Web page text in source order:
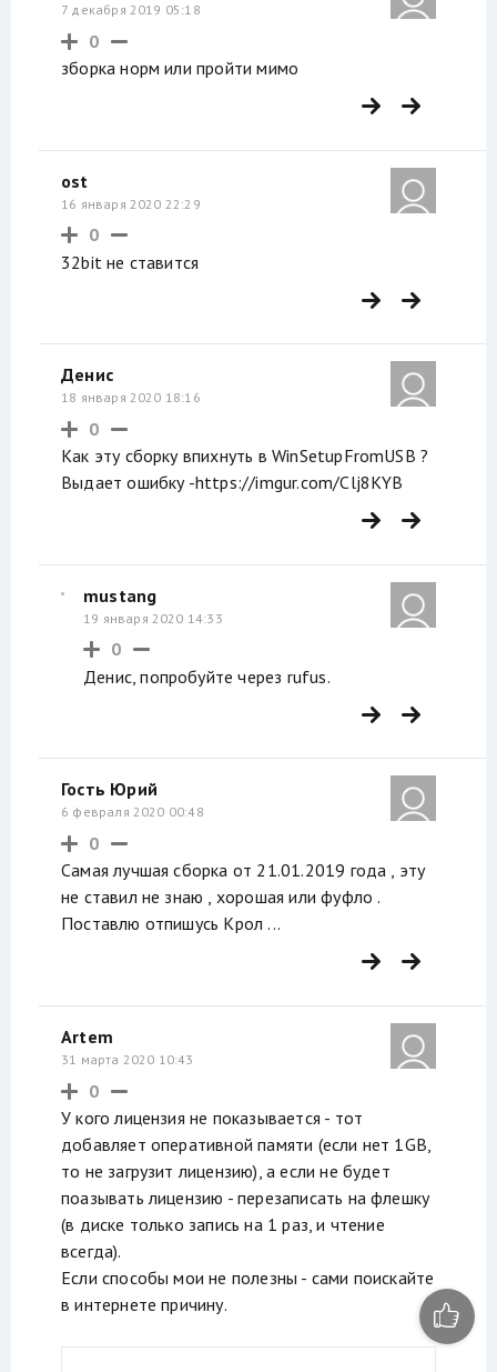
7 декабря 2019 05:18
0
зборка норм или пройти мимо
ost
16 января 2020 22:29
0
32bit не ставится
Денис
18 января 2020 18:16
0
Как эту сборку впихнуть в WinSetupFromUSB ?
Выдает ошибку -https://imgur.com/Clj8KYB
mustang
19 января 2020 14:33
0
Денис, попробуйте через rufus.
Гость Юрий
6 февраля 2020 00:48
0
Самая лучшая сборка от 21.01.2019 года , эту
не ставил не знаю , хорошая или фуфло .
Поставлю отпишусь Крол ...
Artem
31 марта 2020 10:43
0
У кого лицензия не показывается - тот
добавляет оперативной памяти (если нет 1GB,
то не загрузит лицензию), а если не будет
поазывать лицензию - перезаписать на флешку
(в диске только запись на 1 раз, и чтение
всегда).
Если способы мои не полезны - сами поискайте
в интернете причину.